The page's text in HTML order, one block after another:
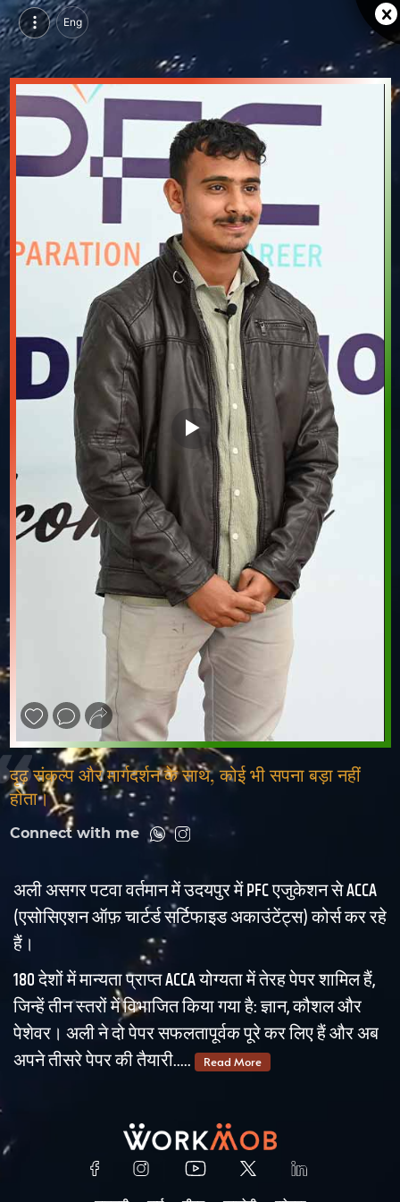
Eng
अली असगर पटवा, परसुइन्ग एसीसीए कोर्स, पीएफसी एजुकेशन, उदयपुर | वीडियो परिचय देखें
अली असगर पटवा, परसुइन्ग एसीसीए कोर्स, पीएफसी एजुकेशन, उदयपुर का वीडियो परिचय और सिंगल ब्रांडिंग पेज देखें।
दृढ़ संकल्प और मार्गदर्शन के साथ, कोई भी सपना बड़ा नहीं
होता।
Connect with me
अली असगर पटवा वर्तमान में उदयपुर में PFC एजुकेशन से ACCA
(एसोसिएशन ऑफ़ चार्टर्ड सर्टिफाइड अकाउंटेंट्स) कोर्स कर रहे
हैं।
180 देशों में मान्यता प्राप्त ACCA योग्यता में तेरह पेपर शामिल हैं,
जिन्हें तीन स्तरों में विभाजित किया गया है: ज्ञान, कौशल और
पेशेवर। अली ने दो पेपर सफलतापूर्वक पूरे कर लिए हैं और अब
अपने तीसरे पेपर की तैयारी.....
Read More